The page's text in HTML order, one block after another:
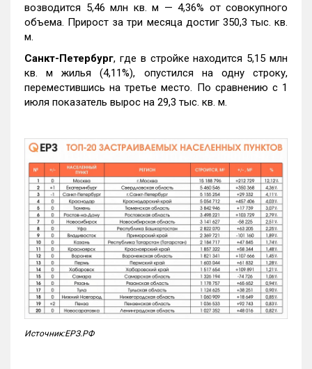
возводится 5,46 млн кв. м — 4,36% от совокупного
объема. Прирост за три месяца достиг 350,3 тыс. кв.
м.
Санкт-Петербург, где в стройке находится 5,15 млн
кв. м жилья (4,11%), опустился на одну строку,
переместившись на третье место. По сравнению с 1
июля показатель вырос на 29,3 тыс. кв. м.
Источник:ЕРЗ.РФ